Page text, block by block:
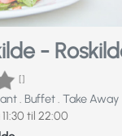
-
[]
. Buffet. Take Away
til 22:00